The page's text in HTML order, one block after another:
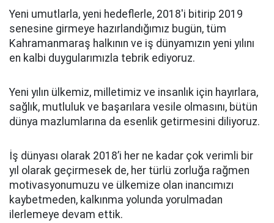
Yeni umutlarla, yeni hedeflerle, 2018'i bitirip 2019
senesine girmeye hazırlandığımız bugün, tüm
Kahramanmaraş halkının ve iş dünyamızın yeni yılını
en kalbi duygularımızla tebrik ediyoruz.
Yeni yılın ülkemiz, milletimiz ve insanlık için hayırlara,
sağlık, mutluluk ve başarılara vesile olmasını, bütün
dünya mazlumlarına da esenlik getirmesini diliyoruz.
İş dünyası olarak 2018’i her ne kadar çok verimli bir
yıl olarak geçirmesek de, her türlü zorluğa rağmen
motivasyonumuzu ve ülkemize olan inancımızı
kaybetmeden, kalkınma yolunda yorulmadan
ilerlemeye devam ettik.